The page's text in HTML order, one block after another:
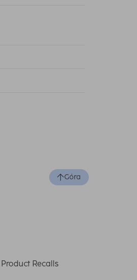
Góra
Product Recalls